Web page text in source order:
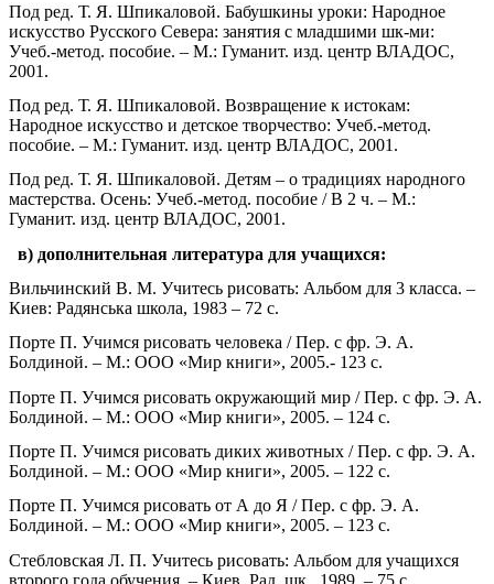
Под ред. Т. Я. Шпикаловой. Бабушкины уроки: Народное
искусство Русского Севера: занятия с младшими шк-ми:
Учеб.-метод. пособие. – М.: Гуманит. изд. центр ВЛАДОС,
2001.
Под ред. Т. Я. Шпикаловой. Возвращение к истокам:
Народное искусство и детское творчество: Учеб.-метод.
пособие. – М.: Гуманит. изд. центр ВЛАДОС, 2001.
Под ред. Т. Я. Шпикаловой. Детям – о традициях народного
мастерства. Осень: Учеб.-метод. пособие / В 2 ч. – М.:
Гуманит. изд. центр ВЛАДОС, 2001.
в) дополнительная литература для учащихся:
Вильчинский В. М. Учитесь рисовать: Альбом для 3 класса. –
Киев: Радянська школа, 1983 – 72 с.
Порте П. Учимся рисовать человека / Пер. с фр. Э. А.
Болдиной. – М.: ООО «Мир книги», 2005.- 123 с.
Порте П. Учимся рисовать окружающий мир / Пер. с фр. Э. А.
Болдиной. – М.: ООО «Мир книги», 2005. – 124 с.
Порте П. Учимся рисовать диких животных / Пер. с фр. Э. А.
Болдиной. – М.: ООО «Мир книги», 2005. – 122 с.
Порте П. Учимся рисовать от А до Я / Пер. с фр. Э. А.
Болдиной. – М.: ООО «Мир книги», 2005. – 123 с.
Стебловская Л. П. Учитесь рисовать: Альбом для учащихся
второго года обучения. – Киев, Рад. шк., 1989. – 75 с.